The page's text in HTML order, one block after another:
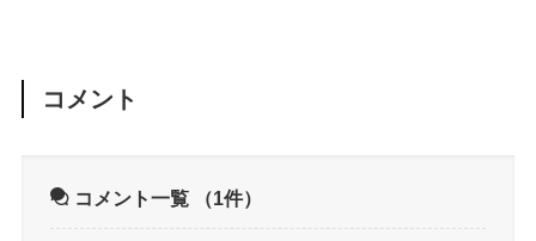
コメント
コメント一覧 （1件）